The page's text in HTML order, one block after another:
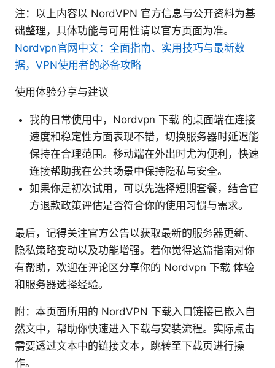
注：以上内容以 NordVPN 官方信息与公开资料为基
础整理，具体功能与可用性请以官方页面为准。
Nordvpn官网中文：全面指南、实用技巧与最新数
据，VPN使用者的必备攻略
使用体验分享与建议
我的日常使用中，Nordvpn 下载 的桌面端在连接
速度和稳定性方面表现不错，切换服务器时延迟能
保持在合理范围。移动端在外出时尤为便利，快速
连接帮助我在公共场景中保持隐私与安全。
如果你是初次试用，可以先选择短期套餐，结合官
方退款政策评估是否符合你的使用习惯与需求。
最后，记得关注官方公告以获取最新的服务器更新、
隐私策略变动以及功能增强。若你觉得这篇指南对你
有帮助，欢迎在评论区分享你的 Nordvpn 下载 体验
和服务器选择经验。
附：本页面所用的 NordVPN 下载入口链接已嵌入自
然文中，帮助你快速进入下载与安装流程。实际点击
需要透过文本中的链接文本，跳转至下载页进行操
作。